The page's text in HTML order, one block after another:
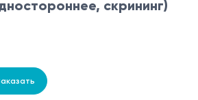
скрининг)